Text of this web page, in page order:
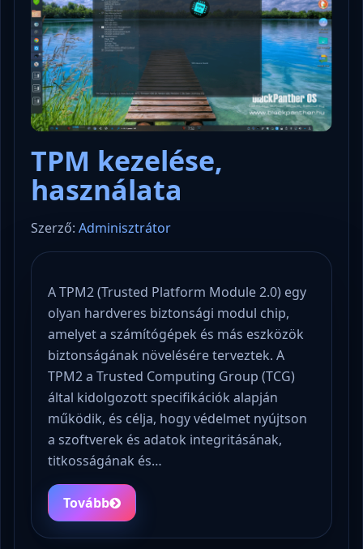
TPM kezelése,
használata
Szerző: Adminisztrátor
A TPM2 (Trusted Platform Module 2.0) egy
olyan hardveres biztonsági modul chip,
amelyet a számítógépek és más eszközök
biztonságának növelésére terveztek. A
TPM2 a Trusted Computing Group (TCG)
által kidolgozott specifikációk alapján
működik, és célja, hogy védelmet nyújtson
a szoftverek és adatok integritásának,
titkosságának és…
Tovább